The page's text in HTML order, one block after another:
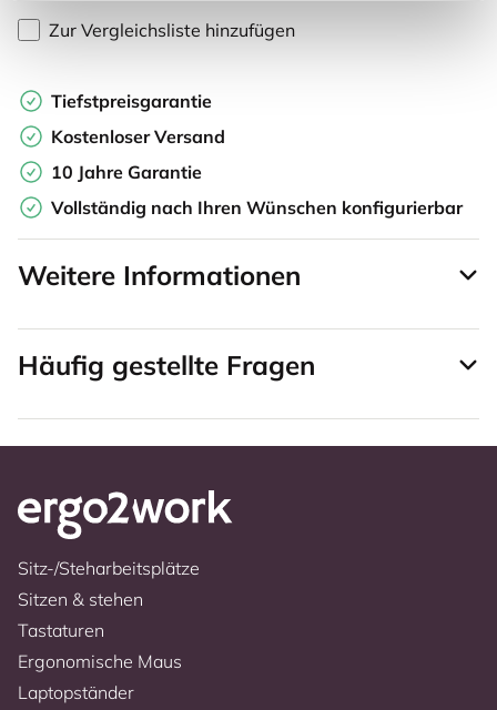
Zur Vergleichsliste hinzufügen
Tiefstpreisgarantie
Kostenloser Versand
10 Jahre Garantie
Vollständig nach Ihren Wünschen konfigurierbar
Weitere Informationen
Häufig gestellte Fragen
Sitz-/Steharbeitsplätze
Sitzen & stehen
Tastaturen
Ergonomische Maus
Laptopständer